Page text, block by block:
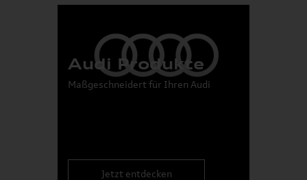
Audi Produkte
Maßgeschneidert für Ihren Audi
Jetzt entdecken